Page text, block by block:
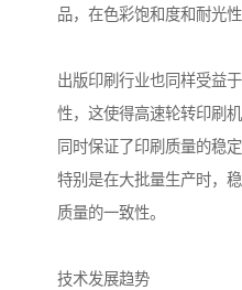
品，在色彩饱和度和耐光
出版印刷行业也同样受益
性，这使得高速轮转印刷
同时保证了印刷质量的稳定
特别是在大批量生产时，
质量的一致性。
技术发展趋势